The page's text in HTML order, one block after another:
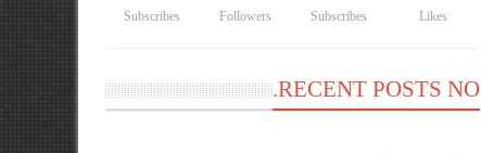
Likes
Subscribes
Followers
Subscribes
RECENT POSTS NO.